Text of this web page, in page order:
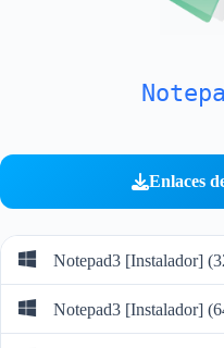
Enlaces
Notepad3 [Instalador]
Notepad3 [Instalador]